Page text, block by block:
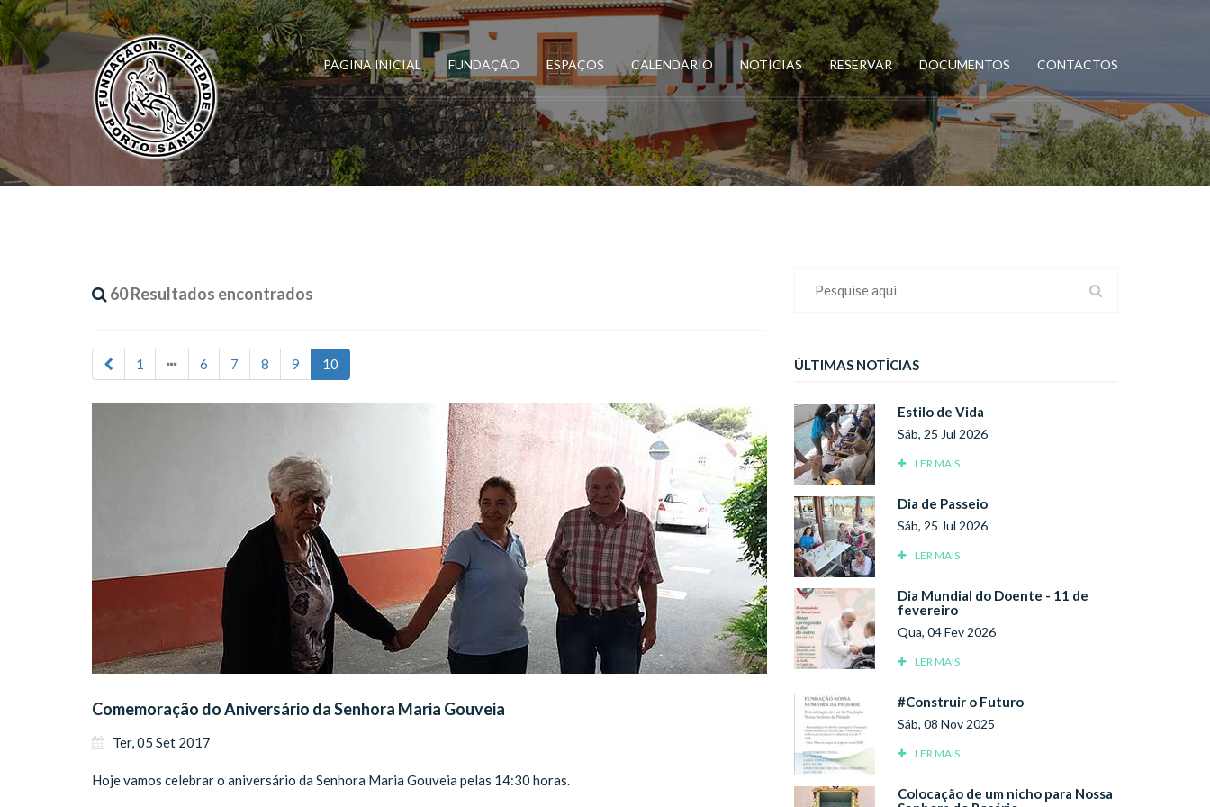
PÁGINA INICIAL FUNDAÇÃO ESPAÇOS CALENDÁRIO NOTÍCIAS RESERVAR DOCUMENTOS CONTACTOS
60 Resultados encontrados
1 6 7 8 9 10
Comemoração do Aniversário da Senhora Maria Gouveia
Ter, 05 Set 2017
Hoje vamos celebrar o aniversário da Senhora Maria Gouveia pelas 14:30 horas.
ÚLTIMAS NOTÍCIAS
Estilo de Vida
Sáb, 25 Jul 2026
LER MAIS
Dia de Passeio
Sáb, 25 Jul 2026
LER MAIS
Dia Mundial do Doente - 11 de
fevereiro
Qua, 04 Fev 2026
LER MAIS
#Construir o Futuro
Sáb, 08 Nov 2025
LER MAIS
Colocação de um nicho para Nossa